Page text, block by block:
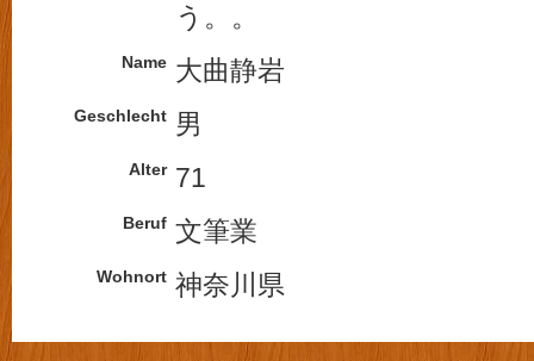
う。。
Name 大曲静岩
Geschlecht 男
Alter 71
Beruf 文筆業
Wohnort 神奈川県